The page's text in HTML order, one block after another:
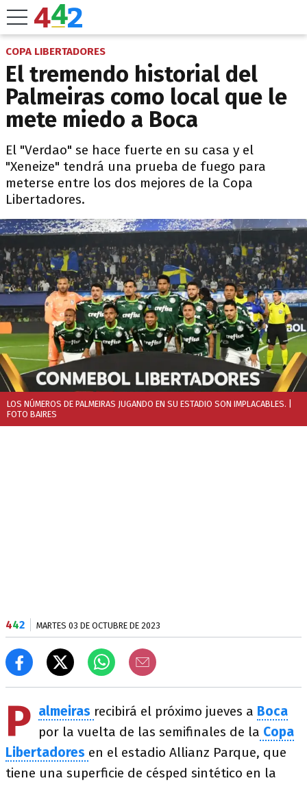
COPA LIBERTADORES
El tremendo historial del
Palmeiras como local que le
mete miedo a Boca
El "Verdao" se hace fuerte en su casa y el
"Xeneize" tendrá una prueba de fuego para
meterse entre los dos mejores de la Copa
Libertadores.
LOS NÚMEROS DE PALMEIRAS JUGANDO EN SU ESTADIO SON IMPLACABLES.
FOTO BAIRES
442 MARTES 03 DE OCTUBRE DE 2023
P almeiras recibirá el próximo jueves a Boca
por la vuelta de las semifinales de la Copa
Libertadores en el estadio Allianz Parque, que
tiene una superficie de césped sintético en la